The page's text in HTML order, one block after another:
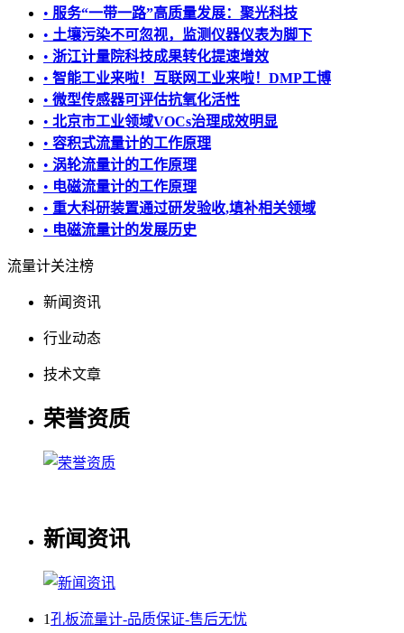
• 服务“一带一路”高质量发展：聚光科技
• 土壤污染不可忽视，监测仪器仪表为脚下
• 浙江计量院科技成果转化提速增效
• 智能工业来啦！互联网工业来啦！DMP工博
• 微型传感器可评估抗氧化活性
• 北京市工业领域VOCs治理成效明显
• 容积式流量计的工作原理
• 涡轮流量计的工作原理
• 电磁流量计的工作原理
• 重大科研装置通过研发验收,填补相关领域
• 电磁流量计的发展历史
流量计关注榜
新闻资讯
行业动态
技术文章
荣誉资质
新闻资讯
1孔板流量计-品质保证-售后无忧